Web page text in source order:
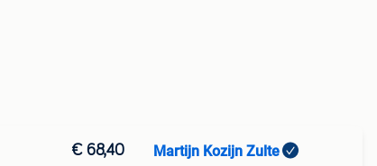
€ 68,40 Martijn Kozijn Zulte